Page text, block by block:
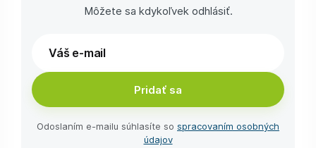
Môžete sa kdykoľvek odhlásiť.
Pridať sa
Odoslaním e-⁠mailu súhlasíte so spracovaním osobných
údajov